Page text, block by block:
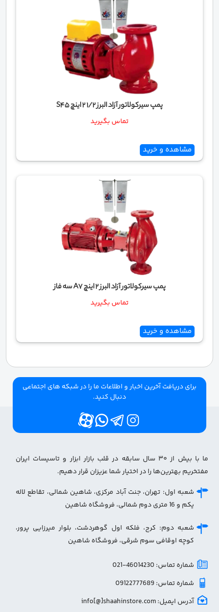
پمپ سیرکولاتور آزاد البرز 1/2 2 اینچ S45
تماس بگیرید
مشاهده و خرید
پمپ سیرکولاتور آزاد البرز 2 اینچ A7 سه فاز
تماس بگیرید
مشاهده و خرید
برای دریافت آخرین اخبار و اطلاعات ما را در شبکه های اجتماعی
دنبال کنید.
ما با بیش از ۳۰ سال سابقه در قلب بازار ابزار و تاسیسات ایران
مفتخریم بهترین‌ها را در اختیار شما عزیزان قرار دهیم.
شعبه اول: تهران، جنت آباد مرکزی، شاهین شمالی، تقاطع لاله
یکم و 16 متری دوم شمالی، فروشگاه شاهین
شعبه دوم: کرج، فلکه اول گوهردشت، بلوار میرزایی پرور،
کوچه اوقافی سوم شرقی، فروشگاه شاهین
شماره تماس: 46014230-021
شماره تماس: 09122777689
آدرس ایمیل: info[@]shaahinstore.com